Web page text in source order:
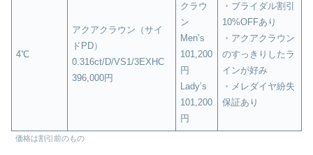
4℃
アクアクラウン（サイ
ドPD）
0.316ct/D/VS1/3EXHC
396,000円
クラウ
ン
Men’s
101,200
円
Lady’s
101,200
円
・ブライダル割引
10%OFFあり
・アクアクラウン
のすっきりしたラ
インが好み
・メレダイヤ紛失
保証あり
価格は割引前のもの